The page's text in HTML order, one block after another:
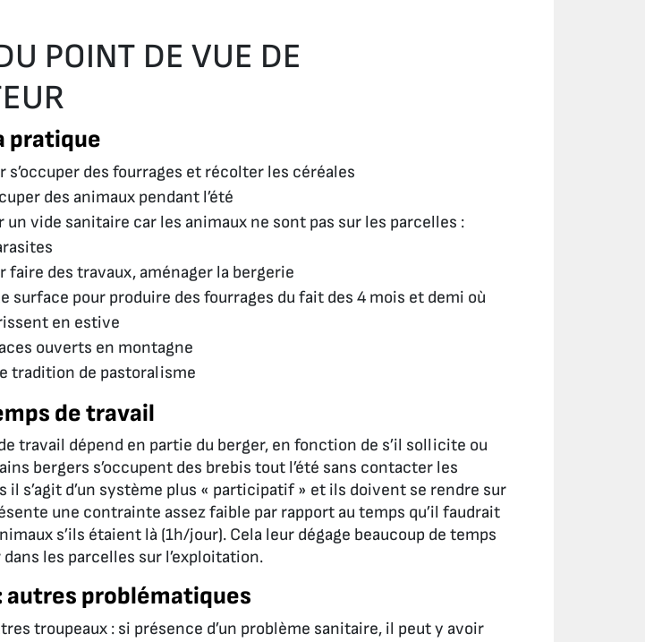
POINT DE VUE DE
pratique
s’occuper des fourrages et récolter les céréales
des animaux pendant l’été
un vide sanitaire car les animaux ne sont pas sur les parcelles :
faire des travaux, aménager la bergerie
surface pour produire des fourrages du fait des 4 mois et demi où
en estive
ouverts en montagne
tradition de pastoralisme
de travail
travail dépend en partie du berger, en fonction de s’il sollicite ou
bergers s’occupent des brebis tout l’été sans contacter les
il s’agit d’un système plus « participatif » et ils doivent se rendre sur
une contrainte assez faible par rapport au temps qu’il faudrait
s’ils étaient là (1h/jour). Cela leur dégage beaucoup de temps
les parcelles sur l’exploitation.
autres problématiques
troupeaux : si présence d’un problème sanitaire, il peut y avoir